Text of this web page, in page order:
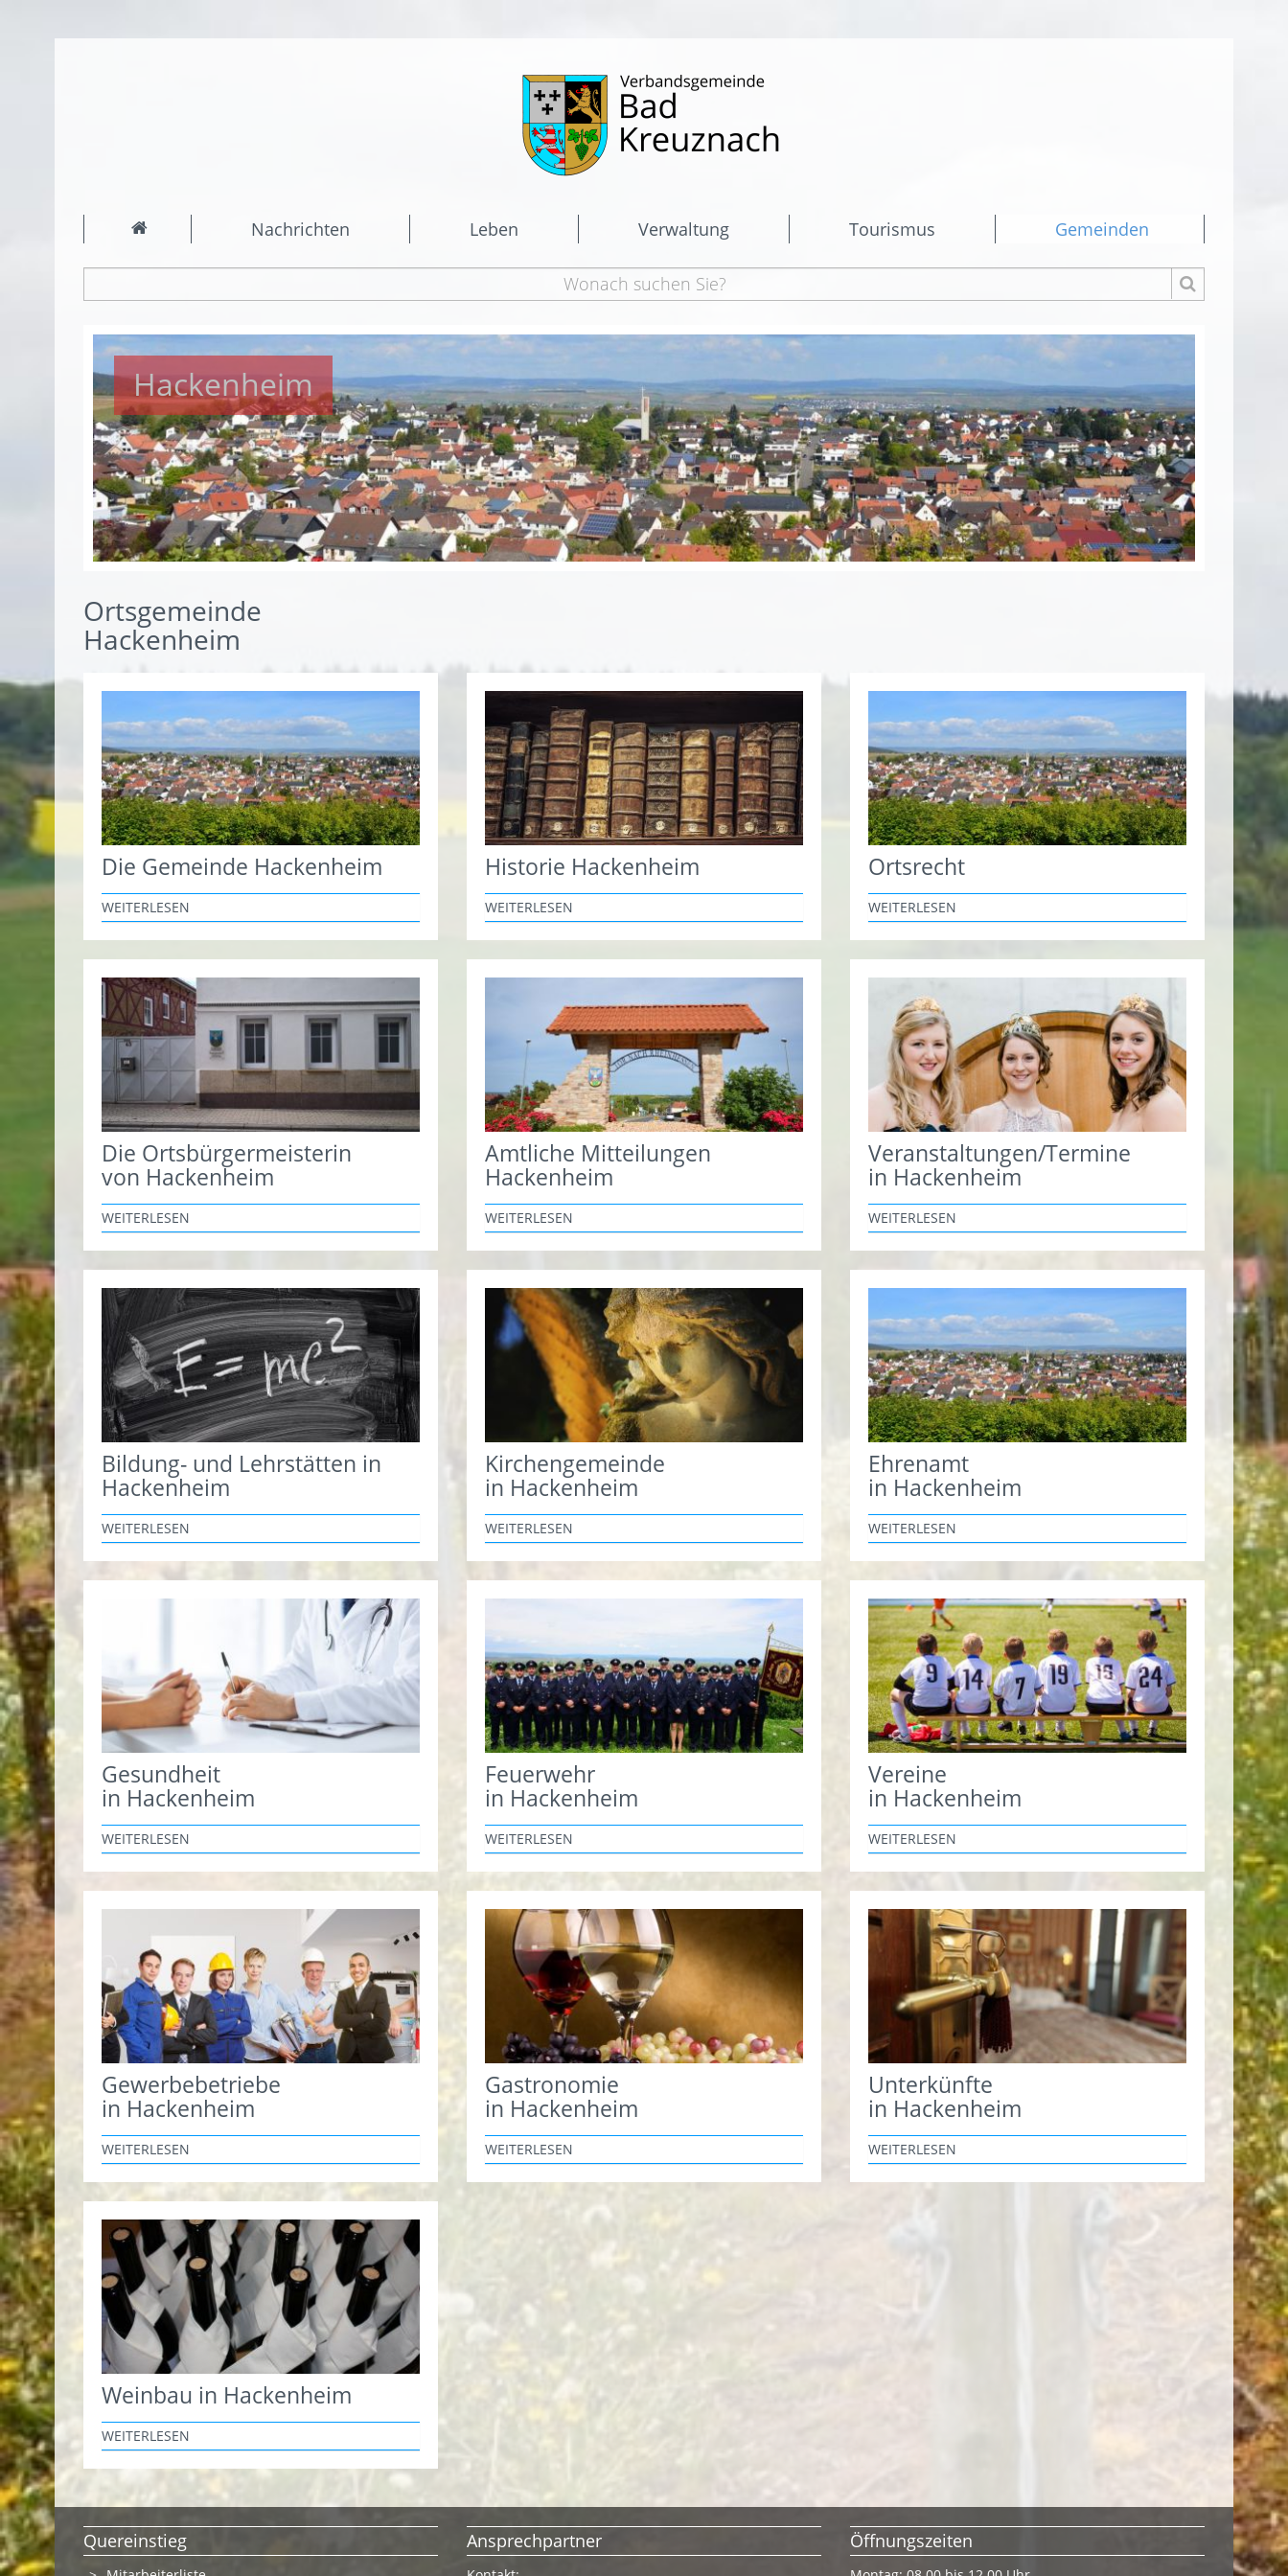
Nachrichten Leben Verwaltung Tourismus Gemeinden
Hackenheim
Ortsgemeinde
Hackenheim
Die Gemeinde Hackenheim
WEITERLESEN
Historie Hackenheim
WEITERLESEN
Ortsrecht
WEITERLESEN
Die Ortsbürgermeisterin
von Hackenheim
WEITERLESEN
Amtliche Mitteilungen
Hackenheim
WEITERLESEN
Veranstaltungen/Termine
in Hackenheim
WEITERLESEN
Bildung- und Lehrstätten in
Hackenheim
WEITERLESEN
Kirchengemeinde
in Hackenheim
WEITERLESEN
Ehrenamt
in Hackenheim
WEITERLESEN
Gesundheit
in Hackenheim
WEITERLESEN
Feuerwehr
in Hackenheim
WEITERLESEN
Vereine
in Hackenheim
WEITERLESEN
Gewerbebetriebe
in Hackenheim
WEITERLESEN
Gastronomie
in Hackenheim
WEITERLESEN
Unterkünfte
in Hackenheim
WEITERLESEN
Weinbau in Hackenheim
WEITERLESEN
Quereinstieg Ansprechpartner Öffnungszeiten